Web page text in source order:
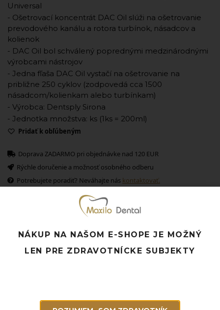
Universal
- Ošetrovací koncentrát DAC Oil slúži na ošetrovanie
prevodového kanálu a rotora turbínok, násadcov a
kolienok
- DAC Oil bol schválený poprednými medzinárodnými
výrobcami nástrojov
- Jedna fľaša DAC Oil vystačí na ošetrovanie na
približne 250 cyklov (zodpovedá cca 1500
násadcom/kolienkam alebo turbínkam)
- Výrobca: Dentsply Sirona
- Jednotka množstva: ks (1ks = 200ml)
Pridať k obľúbeným
Doprava ZADARMO pri objednávke nad 120 EUR
Rýchle doručenie a možnosť osobného odberu
Potrebujete poradiť? Neváhajte nás kontaktovať.
Súvisiace produkty
NÁKUP NA NAŠOM E-SHOPE JE MOŽNÝ
LEN PRE ZDRAVOTNÍCKE SUBJEKTY